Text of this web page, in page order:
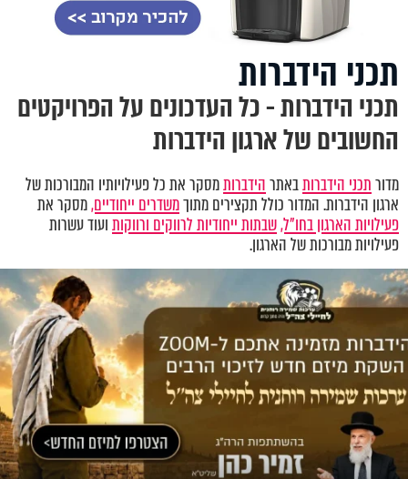
תכני הידברות
תכני הידברות - כל העדכונים על הפרויקטים
החשובים של ארגון הידברות
מדורתכני הידברותבאתרהידברותמסקר את כל פעילויותיו המבורכות של
ארגון הידברות. המדור כולל תקצירים מתוךמשדרים ייחודיים,מסקר את
פעילויות הארגון בחו"ל,שבתות ייחודיות לרווקים ורווקותועוד עשרות
פעילויות מבורכות של הארגון.